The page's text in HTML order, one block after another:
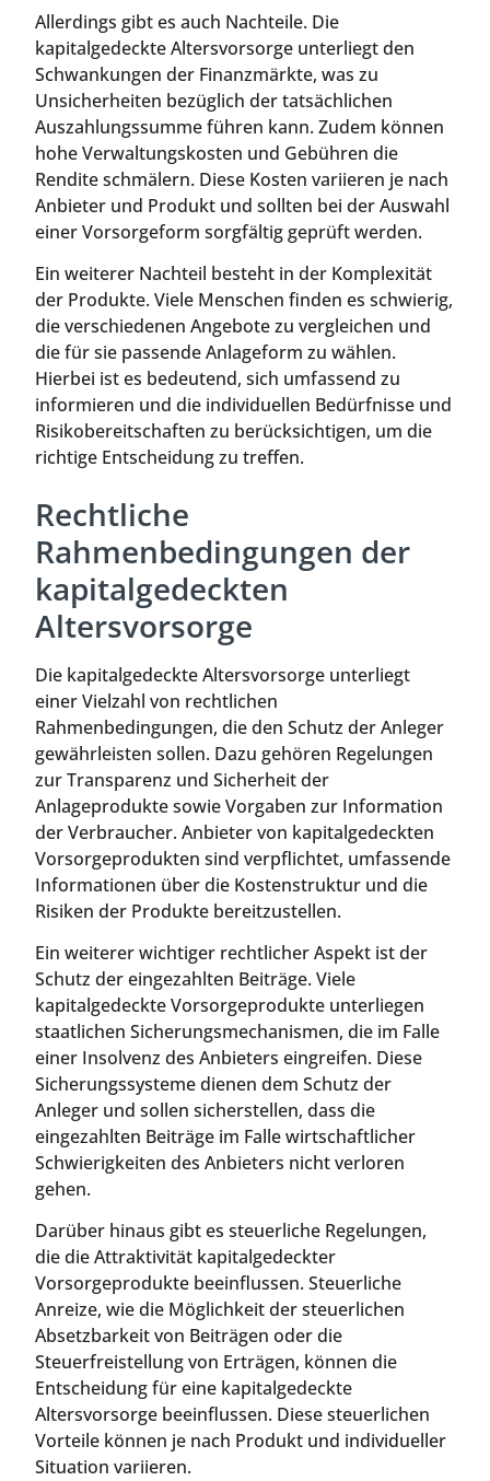
Allerdings gibt es auch Nachteile. Die
kapitalgedeckte Altersvorsorge unterliegt den
Schwankungen der Finanzmärkte, was zu
Unsicherheiten bezüglich der tatsächlichen
Auszahlungssumme führen kann. Zudem können
hohe Verwaltungskosten und Gebühren die
Rendite schmälern. Diese Kosten variieren je nach
Anbieter und Produkt und sollten bei der Auswahl
einer Vorsorgeform sorgfältig geprüft werden.
Ein weiterer Nachteil besteht in der Komplexität
der Produkte. Viele Menschen finden es schwierig,
die verschiedenen Angebote zu vergleichen und
die für sie passende Anlageform zu wählen.
Hierbei ist es bedeutend, sich umfassend zu
informieren und die individuellen Bedürfnisse und
Risikobereitschaften zu berücksichtigen, um die
richtige Entscheidung zu treffen.
Rechtliche
Rahmenbedingungen der
kapitalgedeckten
Altersvorsorge
Die kapitalgedeckte Altersvorsorge unterliegt
einer Vielzahl von rechtlichen
Rahmenbedingungen, die den Schutz der Anleger
gewährleisten sollen. Dazu gehören Regelungen
zur Transparenz und Sicherheit der
Anlageprodukte sowie Vorgaben zur Information
der Verbraucher. Anbieter von kapitalgedeckten
Vorsorgeprodukten sind verpflichtet, umfassende
Informationen über die Kostenstruktur und die
Risiken der Produkte bereitzustellen.
Ein weiterer wichtiger rechtlicher Aspekt ist der
Schutz der eingezahlten Beiträge. Viele
kapitalgedeckte Vorsorgeprodukte unterliegen
staatlichen Sicherungsmechanismen, die im Falle
einer Insolvenz des Anbieters eingreifen. Diese
Sicherungssysteme dienen dem Schutz der
Anleger und sollen sicherstellen, dass die
eingezahlten Beiträge im Falle wirtschaftlicher
Schwierigkeiten des Anbieters nicht verloren
gehen.
Darüber hinaus gibt es steuerliche Regelungen,
die die Attraktivität kapitalgedeckter
Vorsorgeprodukte beeinflussen. Steuerliche
Anreize, wie die Möglichkeit der steuerlichen
Absetzbarkeit von Beiträgen oder die
Steuerfreistellung von Erträgen, können die
Entscheidung für eine kapitalgedeckte
Altersvorsorge beeinflussen. Diese steuerlichen
Vorteile können je nach Produkt und individueller
Situation variieren.